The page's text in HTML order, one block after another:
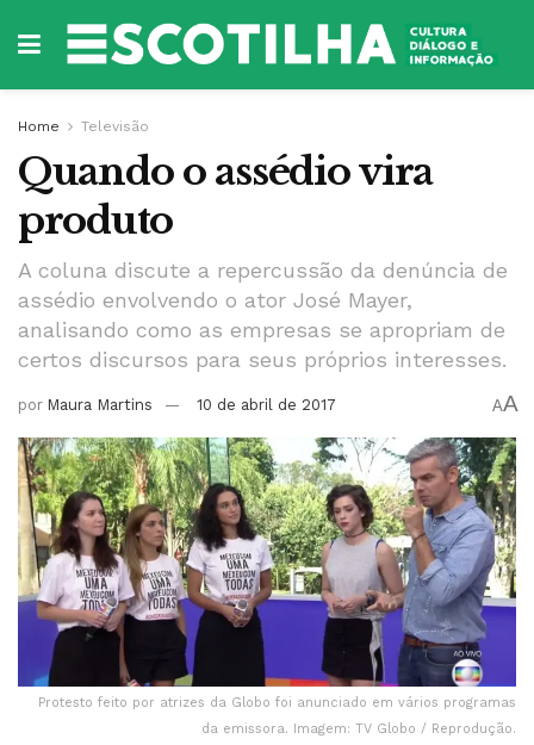
Home Televisão
Quando o assédio vira
produto
A coluna discute a repercussão da denúncia de
assédio envolvendo o ator José Mayer,
analisando como as empresas se apropriam de
certos discursos para seus próprios interesses.
por Maura Martins 10 de abril de 2017 AA
Protesto feito por atrizes da Globo foi anunciado em vários programas
da emissora. Imagem: TV Globo / Reprodução.